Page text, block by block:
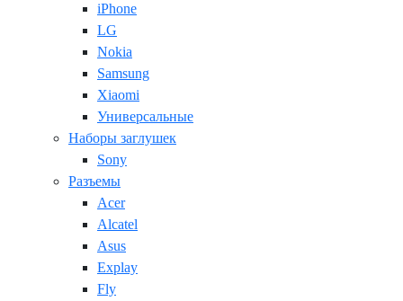
iPhone
LG
Nokia
Samsung
Xiaomi
Универсальные
Наборы заглушек
Sony
Разъемы
Acer
Alcatel
Asus
Explay
Fly